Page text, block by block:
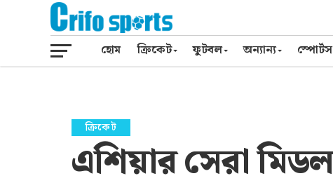
হোম ক্রিকেট ফুটবল অন্যান্য
ক্রিকেট
এশিয়ার সেরা মিডল